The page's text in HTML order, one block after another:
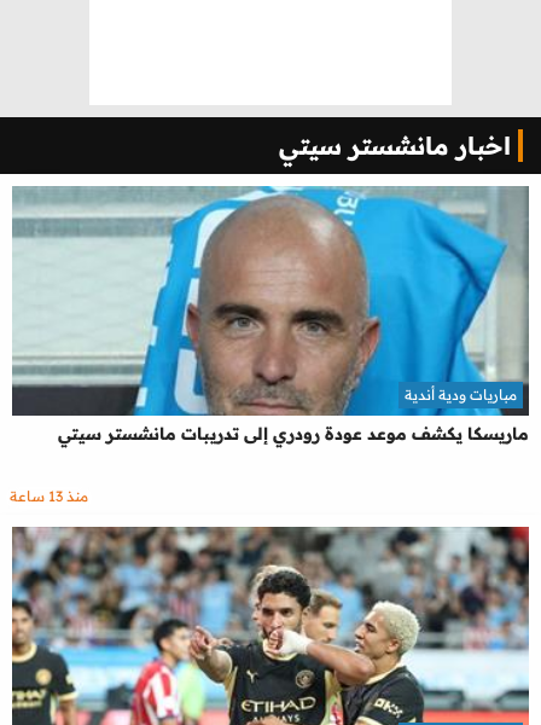
اخبار مانشستر سيتي
ماريسكا يكشف موعد عودة رودري إلى تدريبات مانشستر سيتي
مباريات ودية أندية
منذ 13 ساعة